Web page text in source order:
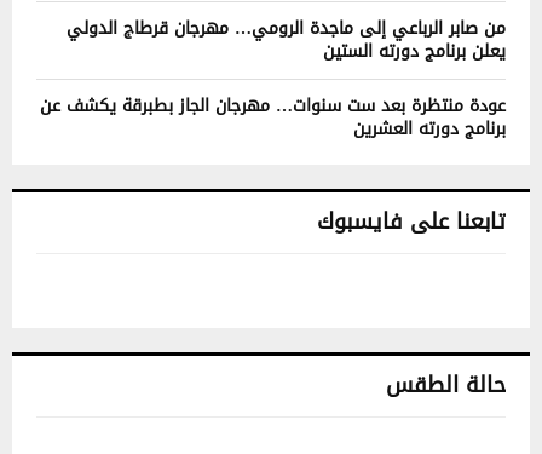
من صابر الرباعي إلى ماجدة الرومي… مهرجان قرطاج الدولي
يعلن برنامج دورته الستين
عودة منتظرة بعد ست سنوات… مهرجان الجاز بطبرقة يكشف عن
برنامج دورته العشرين
تابعنا على فايسبوك
حالة الطقس